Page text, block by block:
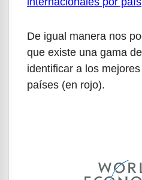
De igual manera nos
que existe una gama
identificar a los
países (en rojo).